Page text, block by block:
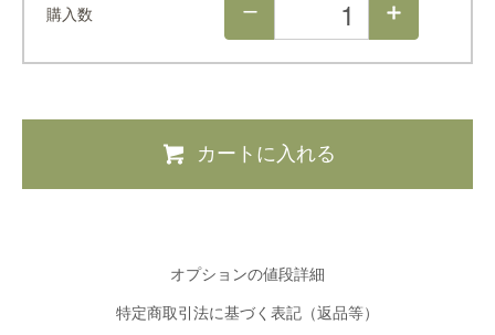
購入数
カートに入れる
オプションの値段詳細
特定商取引法に基づく表記（返品等）